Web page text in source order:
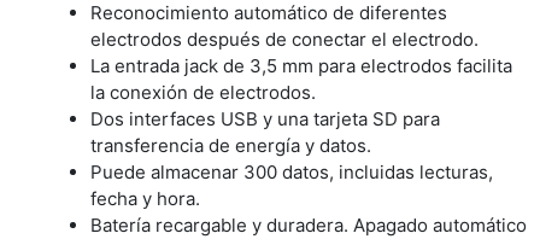
Reconocimiento automático de diferentes
electrodos después de conectar el electrodo.
La entrada jack de 3,5 mm para electrodos facilita
la conexión de electrodos.
Dos interfaces USB y una tarjeta SD para
transferencia de energía y datos.
Puede almacenar 300 datos, incluidas lecturas,
fecha y hora.
Batería recargable y duradera. Apagado automático